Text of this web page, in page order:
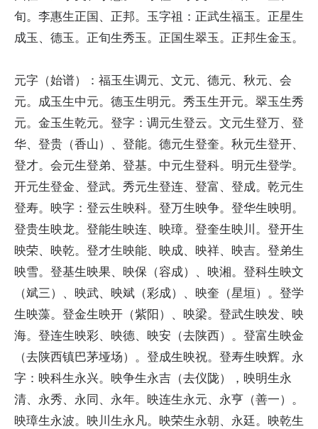
旬。李惠生正国、正邦。玉字祖：正武生福玉。正星生
成玉、德玉。正旬生秀玉。正国生翠玉。正邦生金玉。
元字（始谱）：福玉生调元、文元、德元、秋元、会
元。成玉生中元。德玉生明元。秀玉生开元。翠玉生秀
元。金玉生乾元。登字：调元生登云。文元生登万、登
华、登贵（香山）、登能。德元生登奎。秋元生登开、
登才。会元生登弟、登基。中元生登科。明元生登学。
开元生登金、登武。秀元生登连、登富、登成。乾元生
登寿。映字：登云生映科。登万生映争。登华生映明。
登贵生映龙。登能生映连、映璋。登奎生映川。登开生
映荣、映乾。登才生映能、映成、映祥、映吉。登弟生
映雪。登基生映果、映保（容成）、映湘。登科生映文
（斌三）、映武、映斌（彩成）、映奎（星垣）。登学
生映藻。登金生映开（紫阳）、映梁。登武生映发、映
海。登连生映彩、映德、映安（去陕西）。登富生映金
（去陕西镇巴茅垭场）。登成生映祝。登寿生映辉。永
字：映科生永兴。映争生永吉（去仪陇），映明生永
清、永秀、永同、永年。映连生永元、永亨（善一）。
映璋生永波。映川生永凡。映荣生永朝、永廷。映乾生